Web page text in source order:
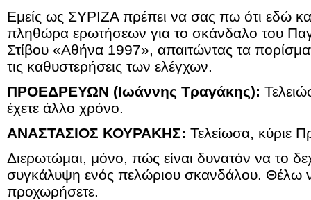
Εμείς ως ΣΥΡΙΖΑ πρέπει να σας πω ότι εδώ
πληθώρα ερωτήσεων για το σκάνδαλο του
Στίβου «Αθήνα 1997», απαιτώντας τα
τις καθυστερήσεις των ελέγχων.
ΠΡΟΕΔΡΕΥΩΝ (Ιωάννης Τραγάκης):
έχετε άλλο χρόνο.
ΑΝΑΣΤΑΣΙΟΣ ΚΟΥΡΑΚΗΣ: Τελείωσα, κύριε
Διερωτώμαι, μόνο, πώς είναι δυνατόν να το
συγκάλυψη ενός πελώριου σκανδάλου. Θέλω
προχωρήσετε.